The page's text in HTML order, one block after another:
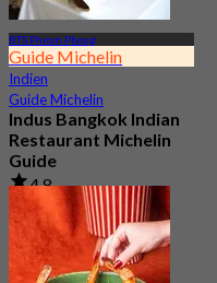
BTS Phrom Phong
Guide Michelin
Indien
Guide Michelin
Indus Bangkok Indian
Restaurant Michelin
Guide
4.8
899 Réservé
De ฿ 1,050